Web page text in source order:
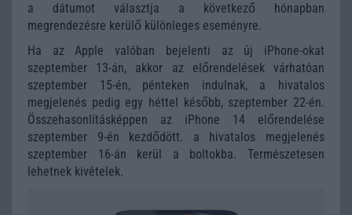
a dátumot választja a következő hónapban
megrendezésre kerülő különleges eseményre.
Ha az Apple valóban bejelenti az új iPhone-okat
szeptember 13-án, akkor az előrendelések várhatóan
szeptember 15-én, pénteken indulnak, a hivatalos
megjelenés pedig egy héttel később, szeptember 22-én.
Összehasonlításképpen az iPhone 14 előrendelése
szeptember 9-én kezdődött. a hivatalos megjelenés
szeptember 16-án kerül a boltokba. Természetesen
lehetnek kivételek.